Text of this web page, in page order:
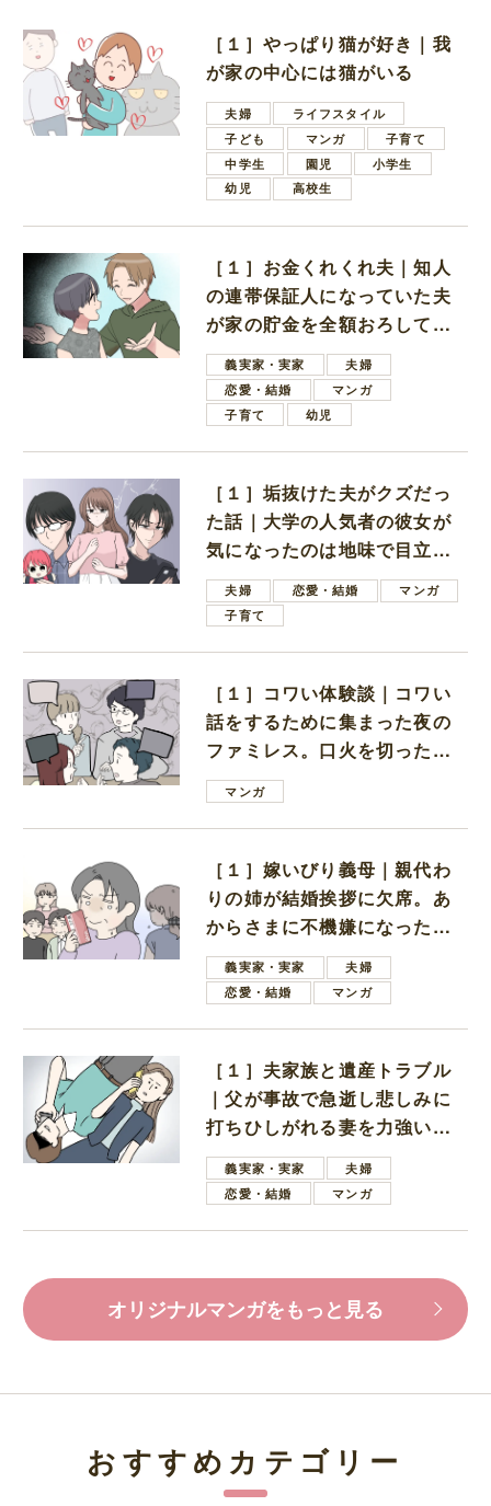
［１］やっぱり猫が好き｜我
が家の中心には猫がいる
夫婦
ライフスタイル
子ども
マンガ
子育て
中学生
園児
小学生
幼児
高校生
［１］お金くれくれ夫｜知人
の連帯保証人になっていた夫
が家の貯金を全額おろしてほ
しいと言ってきた
義実家・実家
夫婦
恋愛・結婚
マンガ
子育て
幼児
［１］垢抜けた夫がクズだっ
た話｜大学の人気者の彼女が
気になったのは地味で目立た
ない男子学生
夫婦 恋愛・結婚
マンガ
子育て
［１］コワい体験談｜コワい
話をするために集まった夜の
ファミレス。口火を切ったの
は電車好きの男の子ママ
マンガ
［１］嫁いびり義母｜親代わ
りの姉が結婚挨拶に欠席。あ
からさまに不機嫌になった義
母義実家・実家
夫婦
恋愛・結婚
マンガ
［１］夫家族と遺産トラブル
｜父が事故で急逝し悲しみに
打ちひしがれる妻を力強い言
葉で励ます夫
義実家・実家
夫婦
恋愛・結婚
マンガ
オリジナルマンガをもっと見る
おすすめカテゴリー